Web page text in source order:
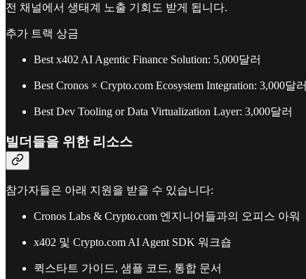
전 채널에서 생태계 노출 기회도 받게 됩니다.
추가 트랙 상금
Best x402 AI Agentic Finance Solution: 5,000달러
Best Cronos × Crypto.com Ecosystem Integration: 3,000달러
Best Dev Tooling or Data Virtualization Layer: 3,000달러
빌더들을 위한 리소스
참가자들은 아래 지원을 받을 수 있습니다:
Cronos Labs & Crypto.com 엔지니어들과의 오피스 아워
x402 및 Crypto.com AI Agent SDK 워크숍
퀵스타트 가이드, 샘플 코드, 통합 문서